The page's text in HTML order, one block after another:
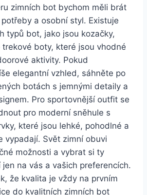
⁢zimních⁤ bot bychom měli brát
a osobní styl. Existuje⁢
typů bot, jako jsou kozačky,
‍trekové boty,‌ které jsou vhodné
aktivity. Pokud
elegantní vzhled, sáhněte po
botách s jemnými⁣ detaily a
Pro sportovnější outfit se
pro moderní sněhule s
které jsou lehké, pohodlné a
vypadají. Svět ​zimní obuvi
možnosti a vybrat si ty
jen na vás a vašich preferencích.
že kvalita je vždy na prvním‌
do kvalitních zimních bot